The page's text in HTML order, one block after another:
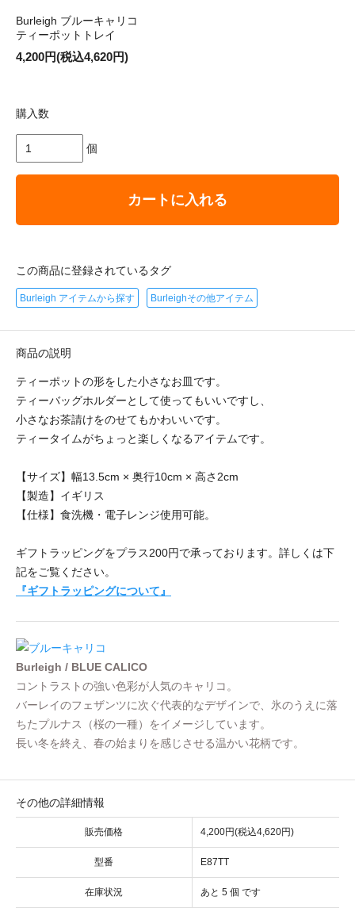
Burleigh ブルーキャリコ
ティーポットトレイ
4,200円(税込4,620円)
購入数
個
カートに入れる
この商品に登録されているタグ
Burleigh アイテムから探す Burleighその他アイテム
商品の説明
ティーポットの形をした小さなお皿です。
ティーバッグホルダーとして使ってもいいですし、
小さなお茶請けをのせてもかわいいです。
ティータイムがちょっと楽しくなるアイテムです。
【サイズ】幅13.5cm × 奥行10cm × 高さ2cm
【製造】イギリス
【仕様】食洗機・電子レンジ使用可能。
ギフトラッピングをプラス200円で承っております。詳しくは下
記をご覧ください。
『ギフトラッピングについて』
Burleigh / BLUE CALICO
コントラストの強い色彩が人気のキャリコ。
バーレイのフェザンツに次ぐ代表的なデザインで、氷のうえに落
ちたプルナス（桜の一種）をイメージしています。
長い冬を終え、春の始まりを感じさせる温かい花柄です。
その他の詳細情報
販売価格 4,200円(税込4,620円)
型番 E87TT
在庫状況 あと 5 個 です